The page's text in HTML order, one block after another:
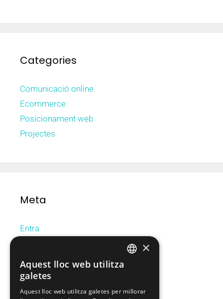
Categories
Comunicació online
Ecommerce
Posicionament web
Projectes
Meta
Entra
WordPress.org (en anglès)
×
Aquest lloc web utilitza
galetes
Aquest lloc web utilitza galetes per millorar